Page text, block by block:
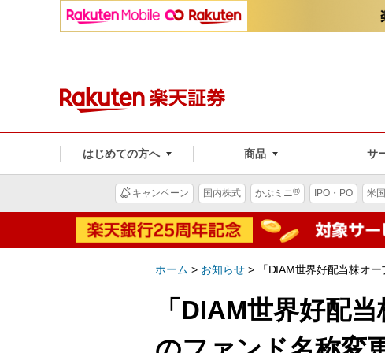
はじめての方へ 商品 サ
キャンペーン 国内株式 かぶミニ® IPO・PO 米
ホーム > お知らせ > 「DIAM世界好配当株オ
「DIAM世界好配